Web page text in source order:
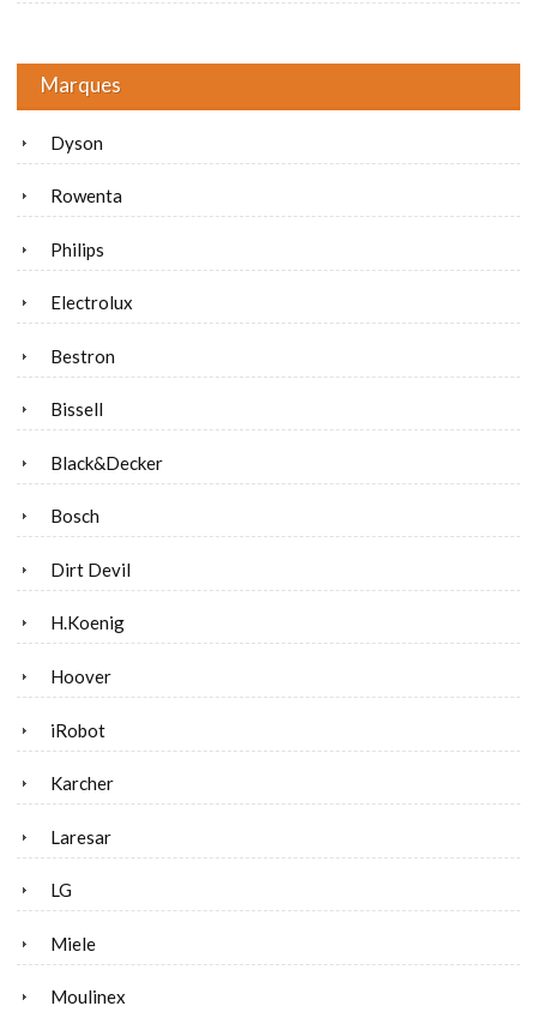
Marques
Dyson
Rowenta
Philips
Electrolux
Bestron
Bissell
Black&Decker
Bosch
Dirt Devil
H.Koenig
Hoover
iRobot
Karcher
Laresar
LG
Miele
Moulinex